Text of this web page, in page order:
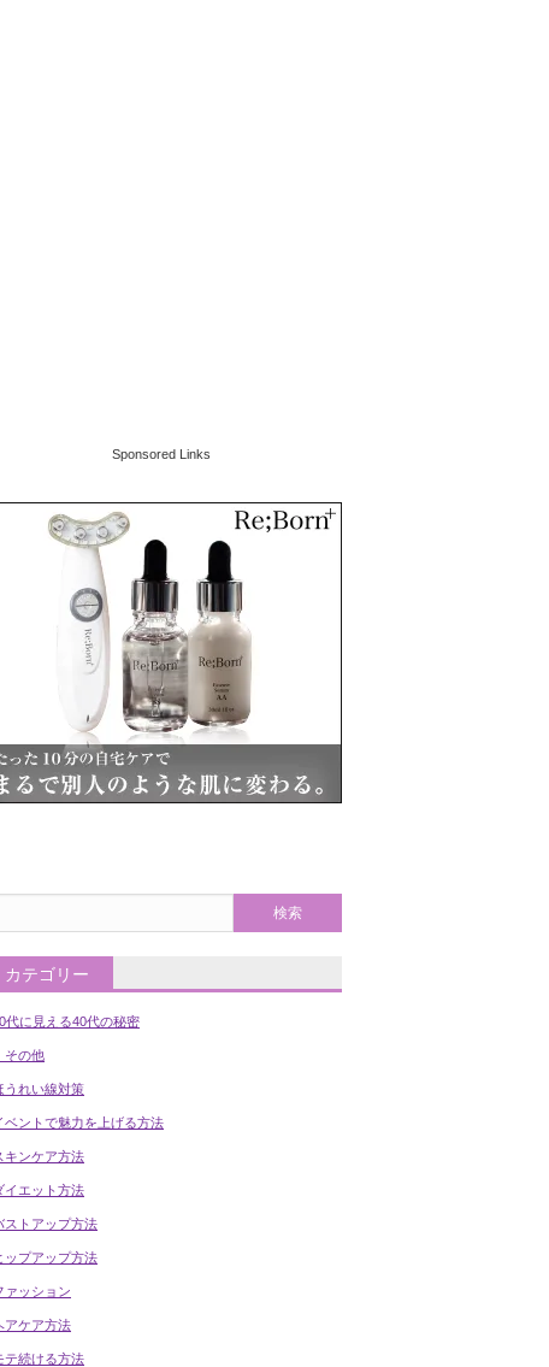
Sponsored Links
カテゴリー
代に見える40代の秘密
その他
うれい線対策
ベントで魅力を上げる方法
キンケア方法
イエット方法
ストアップ方法
ップアップ方法
ァッション
アケア方法
テ続ける方法